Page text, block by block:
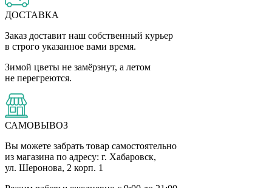
ДОСТАВКА
Заказ доставит наш собственный курьер
в строго указанное вами время.
Зимой цветы не замёрзнут, а летом
не перегреются.
САМОВЫВОЗ
Вы можете забрать товар самостоятельно
из магазина по адресу: г. Хабаровск,
ул. Шеронова, 2 корп. 1